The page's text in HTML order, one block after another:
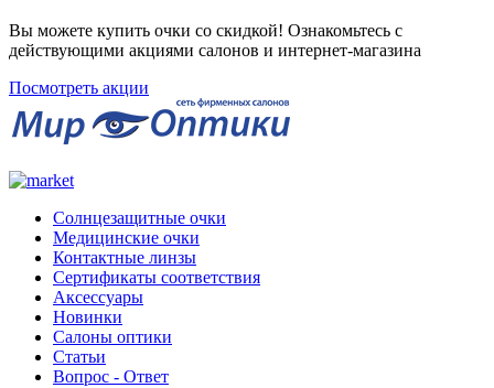
Вы можете купить очки со скидкой! Ознакомьтесь с
действующими акциями салонов и интернет-магазина
Посмотреть акции
Солнцезащитные очки
Медицинские очки
Контактные линзы
Сертификаты соответствия
Аксессуары
Новинки
Салоны оптики
Статьи
Вопрос - Ответ